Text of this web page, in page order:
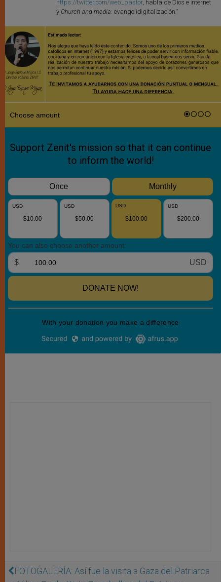
https://twitter.com/web_pastor, habla de Dios e internet
y Church and media: evangelidigitalización."
FOTOGALERÍA: Así fue la visita a Gaza del Patriarca